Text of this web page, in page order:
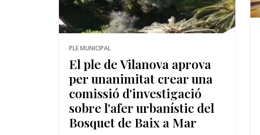
PLE MUNICIPAL
El ple de Vilanova aprova
per unanimitat crear una
comissió d'investigació
sobre l'afer urbanístic del
Bosquet de Baix a Mar